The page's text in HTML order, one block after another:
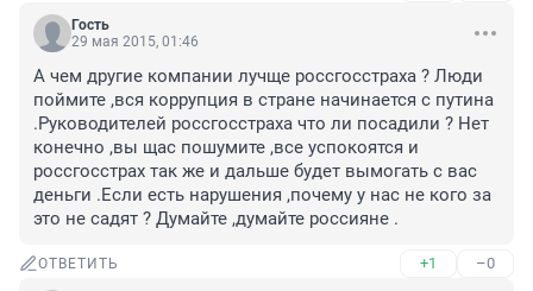
Гость
29 мая 2015, 01:46
А чем другие компании лучще россгосстраха ? Люди
поймите ,вся коррупция в стране начинается с путина
.Руководителей россгосстраха что ли посадили ? Нет
конечно ,вы щас пошумите ,все успокоятся и
россгосстрах так же и дальше будет вымогать с вас
деньги .Если есть нарушения ,почему у нас не кого за
это не садят ? Думайте ,думайте россияне .
ОТВЕТИТЬ +1 –0